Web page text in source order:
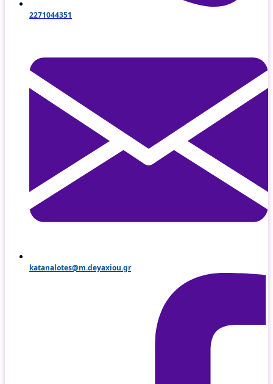
2271044351
katanalotes@m.deyaxiou.gr